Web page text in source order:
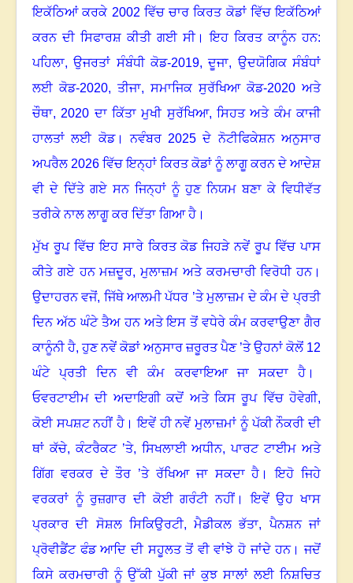
ਇਕੱਠਿਆਂ ਕਰਕੇ 2002 ਵਿੱਚ ਚਾਰ ਕਿਰਤ ਕੋਡਾਂ ਵਿੱਚ ਇਕੱਠਿਆਂ
ਕਰਨ ਦੀ ਸਿਫਾਰਸ਼ ਕੀਤੀ ਗਈ ਸੀ।ਇਹ ਕਿਰਤ ਕਾਨੂੰਨ ਹਨ:
ਪਹਿਲਾ,ਉਜਰਤਾਂ ਸੰਬੰਧੀ ਕੋਡ-2019,ਦੂਜਾ, ਉਦਯੋਗਿਕ ਸੰਬੰਧਾਂ
ਲਈ ਕੋਡ-2020, ਤੀਜਾ, ਸਮਾਜਿਕ ਸੁਰੱਖਿਆ ਕੋਡ-2020 ਅਤੇ
ਚੌਥਾ, 2020 ਦਾ ਕਿੱਤਾ ਮੁਖੀ ਸੁਰੱਖਿਆ,ਸਿਹਤ ਅਤੇ ਕੰਮ ਕਾਜੀ
ਹਾਲਤਾਂ ਲਈ ਕੋਡ।ਨਵੰਬਰ 2025 ਦੇ ਨੋਟੀਫਿਕੇਸ਼ਨ ਅਨੁਸਾਰ
ਅਪਰੈਲ 2026 ਵਿੱਚ ਇਨ੍ਹਾਂ ਕਿਰਤ ਕੋਡਾਂ ਨੂੰ ਲਾਗੂ ਕਰਨ ਦੇ ਆਦੇਸ਼
ਵੀ ਦੇ ਦਿੱਤੇ ਗਏ ਸਨ ਜਿਨ੍ਹਾਂ ਨੂੰ ਹੁਣ ਨਿਯਮ ਬਣਾ ਕੇ ਵਿਧੀਵੱਤ
ਤਰੀਕੇ ਨਾਲ ਲਾਗੂ ਕਰ ਦਿੱਤਾ ਗਿਆ ਹੈ ।
ਮੁੱਖ ਰੂਪ ਵਿੱਚ ਇਹ ਸਾਰੇ ਕਿਰਤ ਕੋਡ ਜਿਹੜੇ ਨਵੇਂ ਰੂਪ ਵਿੱਚ ਪਾਸ
ਕੀਤੇ ਗਏ ਹਨ ਮਜ਼ਦੂਰ, ਮੁਲਾਜ਼ਮ ਅਤੇ ਕਰਮਚਾਰੀ ਵਿਰੋਧੀ ਹਨ।
ਉਦਾਹਰਨ ਵਜੋਂ, ਜਿੱਥੇ ਆਲਮੀ ਪੱਧਰ ’ਤੇ ਮੁਲਾਜ਼ਮ ਦੇ ਕੰਮ ਦੇ ਪ੍ਰਤੀ
ਦਿਨ ਅੱਠ ਘੰਟੇ ਤੈਅ ਹਨ ਅਤੇ ਇਸ ਤੋਂ ਵਧੇਰੇ ਕੰਮ ਕਰਵਾਉਣਾ ਗੈਰ
ਕਾਨੂੰਨੀ ਹੈ,ਹੁਣ ਨਵੇਂ ਕੋਡਾਂ ਅਨੁਸਾਰ ਜ਼ਰੂਰਤ ਪੈਣ ’ਤੇ ਉਹਨਾਂ ਕੋਲੋਂ 12
ਘੰਟੇ ਪ੍ਰਤੀ ਦਿਨ ਵੀ ਕੰਮ ਕਰਵਾਇਆ ਜਾ ਸਕਦਾ ਹੈ।
ਓਵਰਟਾਈਮ ਦੀ ਅਦਾਇਗੀ ਕਦੋਂ ਅਤੇ ਕਿਸ ਰੂਪ ਵਿੱਚ ਹੋਵੇਗੀ,
ਕੋਈ ਸਪਸ਼ਟ ਨਹੀਂ ਹੈ ।ਇਵੇਂ ਹੀ ਨਵੇਂ ਮੁਲਾਜ਼ਮਾਂ ਨੂੰ ਪੱਕੀ ਨੌਕਰੀ ਦੀ
ਥਾਂ ਕੱਚੇ,ਕੰਟਰੈਕਟ ’ਤੇ, ਸਿਖਲਾਈ ਅਧੀਨ,ਪਾਰਟ ਟਾਈਮ ਅਤੇ
ਗਿੱਗ ਵਰਕਰ ਦੇ ਤੌਰ ’ਤੇ ਰੱਖਿਆ ਜਾ ਸਕਦਾ ਹੈ ।ਇਹੋ ਜਿਹੇ
ਵਰਕਰਾਂ ਨੂੰ ਰੁਜ਼ਗਾਰ ਦੀ ਕੋਈ ਗਰੰਟੀ ਨਹੀਂ।ਇਵੇਂ ਉਹ ਖਾਸ
ਪ੍ਰਕਾਰ ਦੀ ਸੋਸ਼ਲ ਸਿਕਿਉਰਟੀ,ਮੈਡੀਕਲ ਭੱਤਾ,ਪੈਨਸ਼ਨ ਜਾਂ
ਪ੍ਰੋਵੀਡੈਂਟ ਫੰਡ ਆਦਿ ਦੀ ਸਹੂਲਤ ਤੋਂ ਵੀ ਵਾਂਝੇ ਹੋ ਜਾਂਦੇ ਹਨ।ਜਦੋਂ
ਕਿਸੇ ਕਰਮਚਾਰੀ ਨੂੰ ਉੱਕੀ ਪੁੱਕੀ ਜਾਂ ਕੁਝ ਸਾਲਾਂ ਲਈ ਨਿਸ਼ਚਿਤ